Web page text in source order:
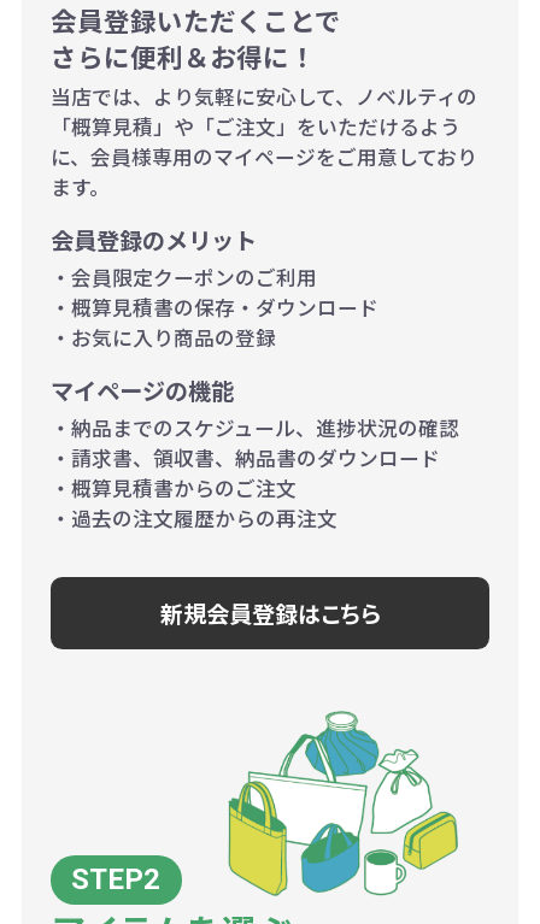
例：200個未満（1式：18,000円）
200個~499個の場合：42円（1個
当たり）
500個~999個の場合：35円（1個
1,000個以上：28円（1個当た
り）
会員登録いただくことで
さらに便利＆お得に！
当店では、より気軽に安心して、ノベルティの
「概算見積」や「ご注文」をいただけるよう
に、会員様専用のマイページをご用意しており
ます。
会員登録のメリット
・会員限定クーポンのご利用
・概算見積書の保存・ダウンロード
・お気に入り商品の登録
マイページの機能
・納品までのスケジュール、進捗状況の確認
・請求書、領収書、納品書のダウンロード
・概算見積書からのご注文
・過去の注文履歴からの再注文
新規会員登録はこちら